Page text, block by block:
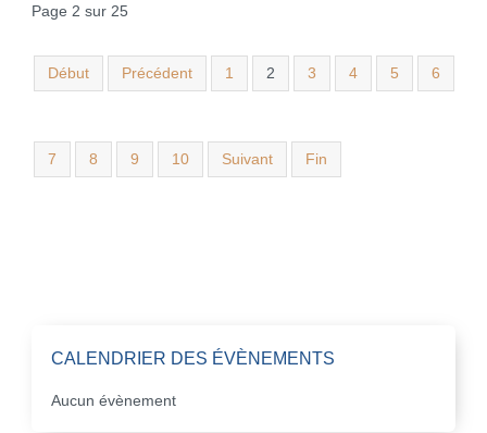
Page 2 sur 25
Début Précédent 1 2 3 4 5 6
7 8 9 10 Suivant Fin
CALENDRIER DES ÉVÈNEMENTS
Aucun évènement